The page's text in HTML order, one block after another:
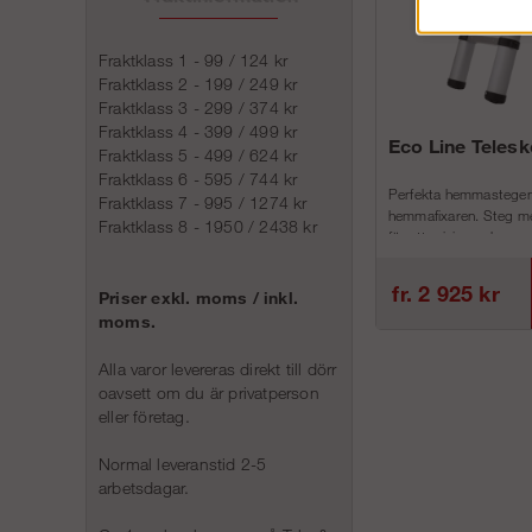
Fraktklass 1 - 99 / 124 kr
Fraktklass 2 - 199 / 249 kr
Fraktklass 3 - 299 / 374 kr
Fraktklass 4 - 399 / 499 kr
Fraktklass 5 - 499 / 624 kr
Fraktklass 6 - 595 / 744 kr
Fraktklass 7 - 995 / 1274 kr
Fraktklass 8 - 1950 / 2438 kr
Priser exkl. moms / inkl.
moms.
Alla varor levereras direkt till dörr
oavsett om du är privatperson
eller företag.
Normal leveranstid 2-5
arbetsdagar.
Eco Line
Perfekta
hemmafixaren. Steg
för att minimera h...
fr. 2 925 kr